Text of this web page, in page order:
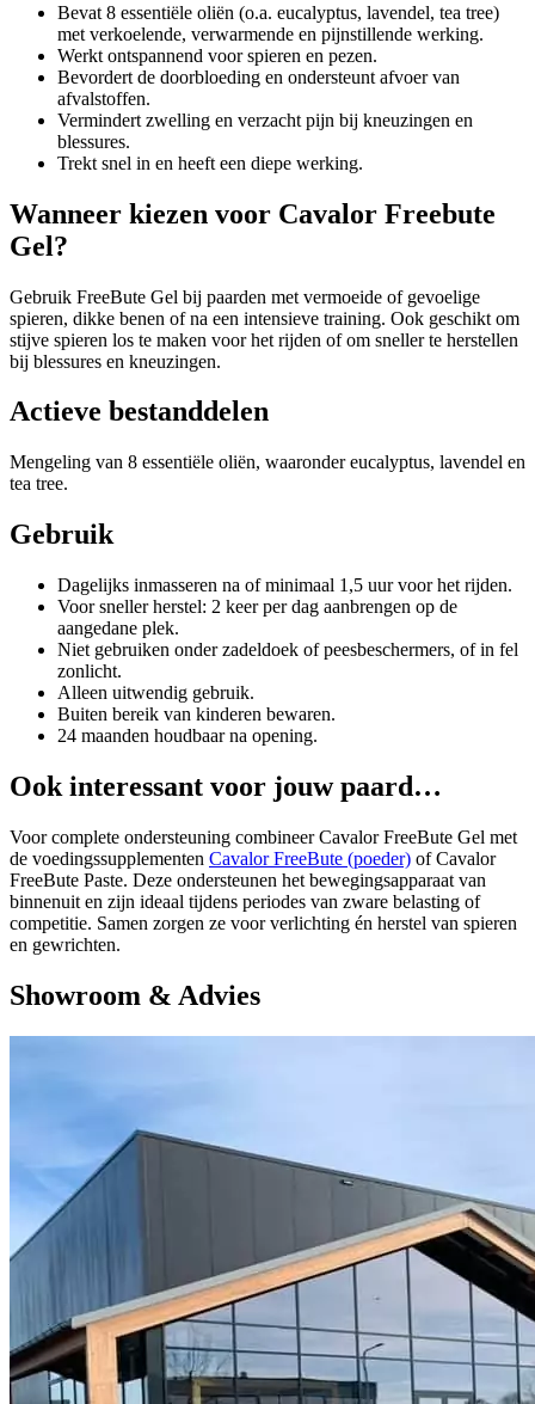
Bevat 8 essentiële oliën (o.a. eucalyptus, lavendel, tea tree)
met verkoelende, verwarmende en pijnstillende werking.
Werkt ontspannend voor spieren en pezen.
Bevordert de doorbloeding en ondersteunt afvoer van
afvalstoffen.
Vermindert zwelling en verzacht pijn bij kneuzingen en
blessures.
Trekt snel in en heeft een diepe werking.
Wanneer kiezen voor Cavalor Freebute
Gel?
Gebruik FreeBute Gel bij paarden met vermoeide of gevoelige
spieren, dikke benen of na een intensieve training. Ook geschikt om
stijve spieren los te maken voor het rijden of om sneller te herstellen
bij blessures en kneuzingen.
Actieve bestanddelen
Mengeling van 8 essentiële oliën, waaronder eucalyptus, lavendel en
tea tree.
Gebruik
Dagelijks inmasseren na of minimaal 1,5 uur voor het rijden.
Voor sneller herstel: 2 keer per dag aanbrengen op de
aangedane plek.
Niet gebruiken onder zadeldoek of peesbeschermers, of in fel
zonlicht.
Alleen uitwendig gebruik.
Buiten bereik van kinderen bewaren.
24 maanden houdbaar na opening.
Ook interessant voor jouw paard…
Voor complete ondersteuning combineer Cavalor FreeBute Gel met
de voedingssupplementen Cavalor FreeBute (poeder) of Cavalor
FreeBute Paste. Deze ondersteunen het bewegingsapparaat van
binnenuit en zijn ideaal tijdens periodes van zware belasting of
competitie. Samen zorgen ze voor verlichting én herstel van spieren
en gewrichten.
Showroom & Advies